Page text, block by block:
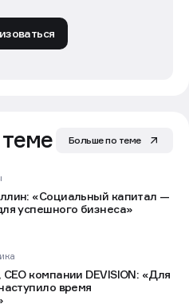
Больше по теме
«Социальный капитал —
успешного бизнеса»
компании DEVISION: «Для
время